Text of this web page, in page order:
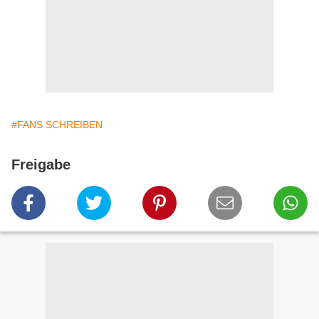
#FANS SCHREIBEN
Freigabe